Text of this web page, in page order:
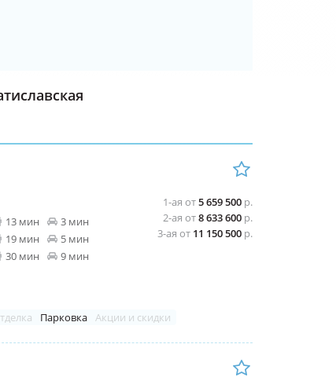
1-ая от5 659 500 р.
2-ая от8 633 600 р.
3-ая от 11 150 500 р.
13 мин
3 мин
19 мин
5 мин
30 мин
9 мин
Парковка Акции и скидки